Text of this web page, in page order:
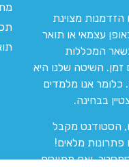
הזדמנות מצוינת
עצמאי או תואר
המכללות
זמן. השיטה שלנו היא
אנו מלמדים
בבחינה.
הסטודנט מקבל
פתרונות מלאים!
ואם מתווסף